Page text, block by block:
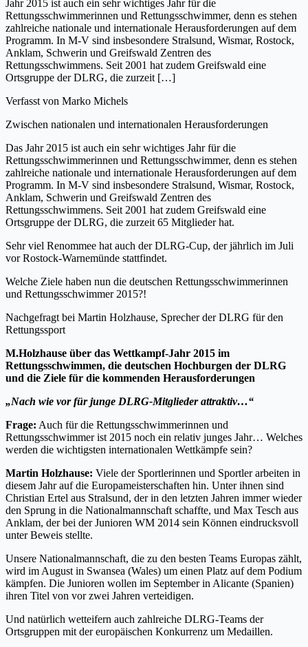
Jahr 2015 ist auch ein sehr wichtiges Jahr für die
Rettungsschwimmerinnen und Rettungsschwimmer, denn es stehen
zahlreiche nationale und internationale Herausforderungen auf dem
Programm. In M-V sind insbesondere Stralsund, Wismar, Rostock,
Anklam, Schwerin und Greifswald Zentren des
Rettungsschwimmens. Seit 2001 hat zudem Greifswald eine
Ortsgruppe der DLRG, die zurzeit […]
Verfasst von Marko Michels
Zwischen nationalen und internationalen Herausforderungen
Das Jahr 2015 ist auch ein sehr wichtiges Jahr für die
Rettungsschwimmerinnen und Rettungsschwimmer, denn es stehen
zahlreiche nationale und internationale Herausforderungen auf dem
Programm. In M-V sind insbesondere Stralsund, Wismar, Rostock,
Anklam, Schwerin und Greifswald Zentren des
Rettungsschwimmens. Seit 2001 hat zudem Greifswald eine
Ortsgruppe der DLRG, die zurzeit 65 Mitglieder hat.
Sehr viel Renommee hat auch der DLRG-Cup, der jährlich im Juli
vor Rostock-Warnemünde stattfindet.
Welche Ziele haben nun die deutschen Rettungsschwimmerinnen
und Rettungsschwimmer 2015?!
Nachgefragt bei Martin Holzhause, Sprecher der DLRG für den
Rettungssport
M.Holzhause über das Wettkampf-Jahr 2015 im
Rettungsschwimmen, die deutschen Hochburgen der DLRG
und die Ziele für die kommenden Herausforderungen
„Nach wie vor für junge DLRG-Mitglieder attraktiv…“
Frage: Auch für die Rettungsschwimmerinnen und
Rettungsschwimmer ist 2015 noch ein relativ junges Jahr… Welches
werden die wichtigsten internationalen Wettkämpfe sein?
Martin Holzhause: Viele der Sportlerinnen und Sportler arbeiten in
diesem Jahr auf die Europameisterschaften hin. Unter ihnen sind
Christian Ertel aus Stralsund, der in den letzten Jahren immer wieder
den Sprung in die Nationalmannschaft schaffte, und Max Tesch aus
Anklam, der bei der Junioren WM 2014 sein Können eindrucksvoll
unter Beweis stellte.
Unsere Nationalmannschaft, die zu den besten Teams Europas zählt,
wird im August in Swansea (Wales) um einen Platz auf dem Podium
kämpfen. Die Junioren wollen im September in Alicante (Spanien)
ihren Titel von vor zwei Jahren verteidigen.
Und natürlich wetteifern auch zahlreiche DLRG-Teams der
Ortsgruppen mit der europäischen Konkurrenz um Medaillen.